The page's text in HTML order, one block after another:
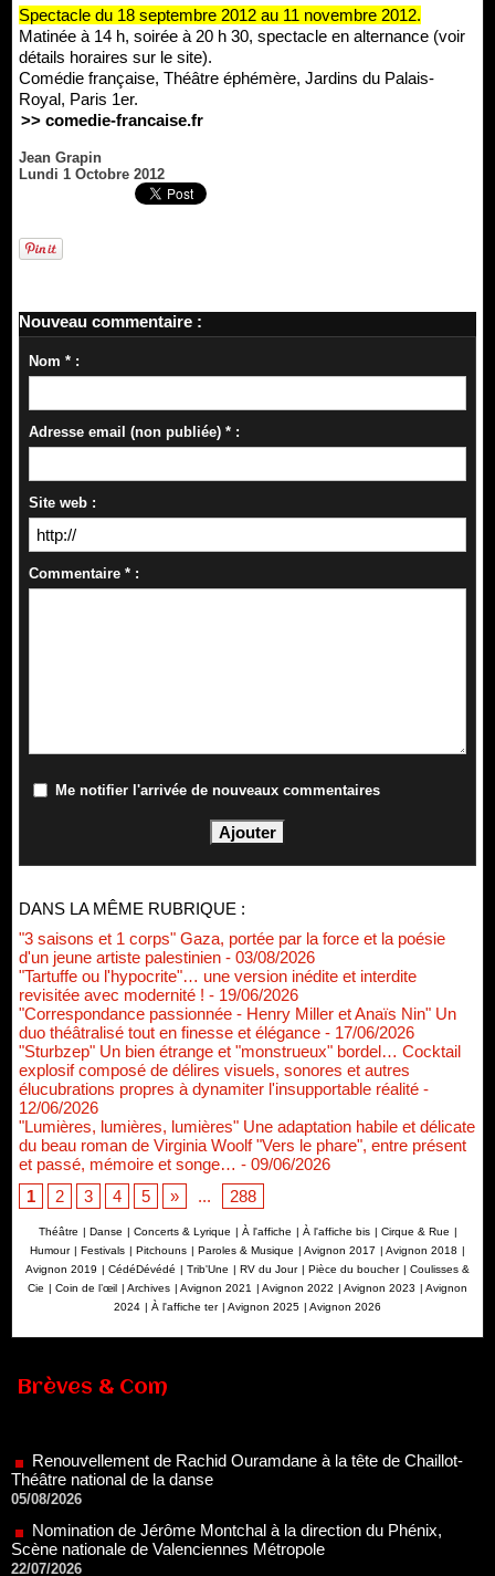
Spectacle du 18 septembre 2012 au 11 novembre 2012.
Matinée à 14 h, soirée à 20 h 30, spectacle en alternance (voir
détails horaires sur le site).
Comédie française, Théâtre éphémère, Jardins du Palais-
Royal, Paris 1er.
>> comedie-francaise.fr
Jean Grapin
Lundi 1 Octobre 2012
Nouveau commentaire :
Nom * :
Adresse email (non publiée) * :
Site web :
Commentaire * :
Me notifier l'arrivée de nouveaux commentaires
DANS LA MÊME RUBRIQUE :
"3 saisons et 1 corps" Gaza, portée par la force et la poésie
d'un jeune artiste palestinien - 03/08/2026
"Tartuffe ou l'hypocrite"… une version inédite et interdite
revisitée avec modernité ! - 19/06/2026
"Correspondance passionnée - Henry Miller et Anaïs Nin" Un
duo théâtralisé tout en finesse et élégance - 17/06/2026
"Sturbzep" Un bien étrange et "monstrueux" bordel… Cocktail
explosif composé de délires visuels, sonores et autres
élucubrations propres à dynamiter l'insupportable réalité -
12/06/2026
"Lumières, lumières, lumières" Une adaptation habile et délicate
du beau roman de Virginia Woolf "Vers le phare", entre présent
et passé, mémoire et songe… - 09/06/2026
1
2 3 4 5 » ... 288
Théâtre | Danse | Concerts & Lyrique | À l'affiche | À l'affiche bis | Cirque & Rue |
Humour | Festivals | Pitchouns | Paroles & Musique | Avignon 2017 | Avignon 2018 |
Avignon 2019 | CédéDévédé | Trib'Une | RV du Jour | Pièce du boucher | Coulisses &
Cie | Coin de l’œil | Archives | Avignon 2021 | Avignon 2022 | Avignon 2023 | Avignon
2024 | À l'affiche ter | Avignon 2025 | Avignon 2026
Brèves & Com
Nomination de Jérôme Montchal à la direction du Phénix,
Scène nationale de Valenciennes Métropole
Nomination de Servane Ducorps et Mikaël Serre à la direction
de la Comédie de Colmar - Centre Dramatique National Grand